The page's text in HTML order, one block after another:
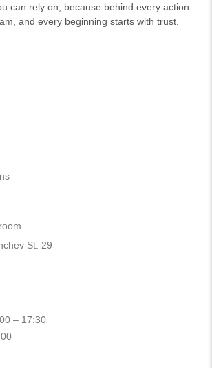
can rely on, because behind every action
and every beginning starts with trust.
St. 29
– 17:30